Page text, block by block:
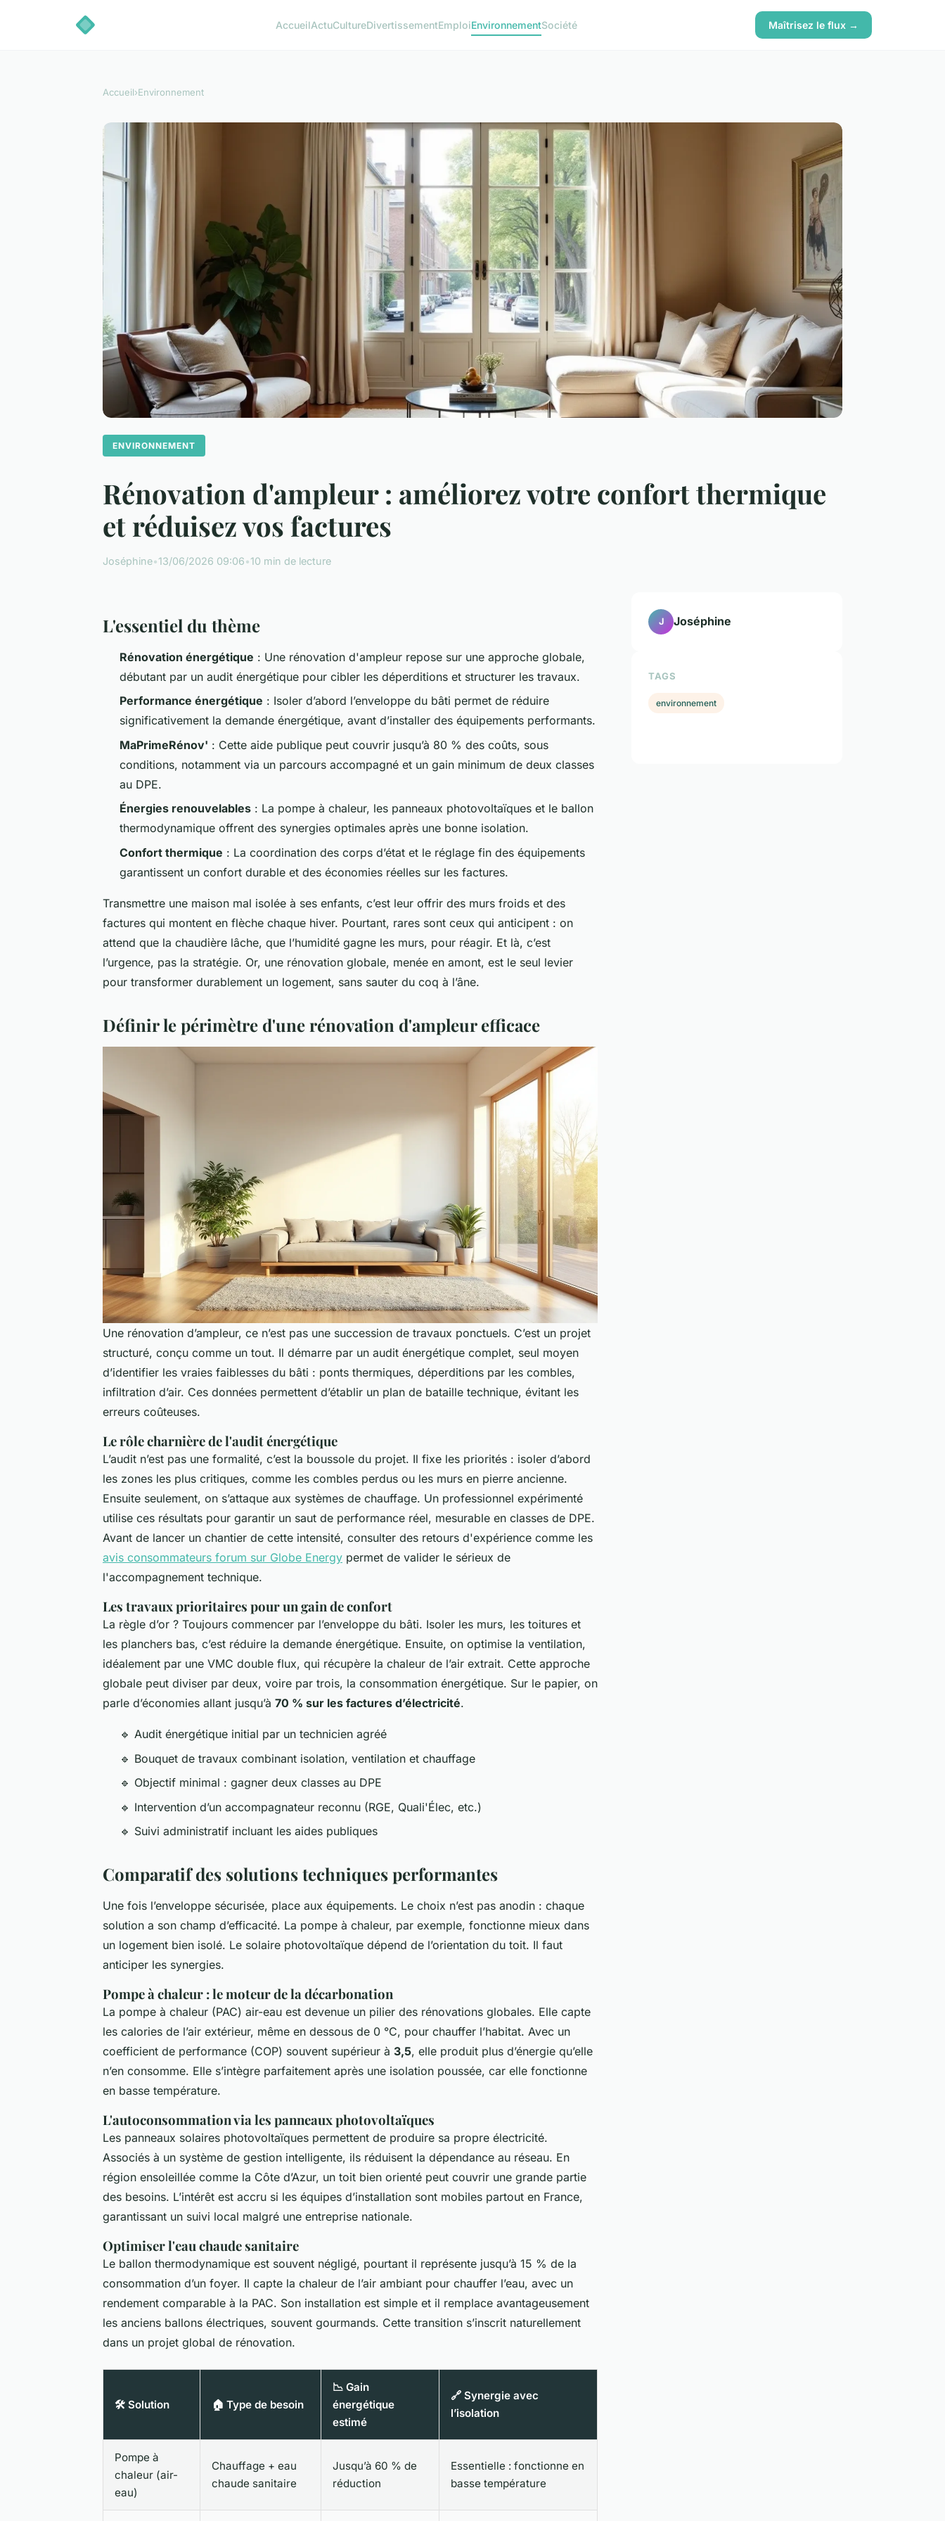
AccueilActuCultureDivertissementEmploiEnvironnementSociété Maîtrisez le flux →
Accueil›Environnement
ENVIRONNEMENT
Rénovation d'ampleur : améliorez votre confort thermique
et réduisez vos factures
Joséphine•13/06/2026 09:06•10 min de lecture
L'essentiel du thème
Rénovation énergétique : Une rénovation d'ampleur repose sur une approche globale,
débutant par un audit énergétique pour cibler les déperditions et structurer les travaux.
Performance énergétique : Isoler d’abord l’enveloppe du bâti permet de réduire
significativement la demande énergétique, avant d’installer des équipements performants.
MaPrimeRénov' : Cette aide publique peut couvrir jusqu’à 80 % des coûts, sous
conditions, notamment via un parcours accompagné et un gain minimum de deux classes
au DPE.
Énergies renouvelables : La pompe à chaleur, les panneaux photovoltaïques et le ballon
thermodynamique offrent des synergies optimales après une bonne isolation.
Confort thermique : La coordination des corps d’état et le réglage fin des équipements
garantissent un confort durable et des économies réelles sur les factures.
Transmettre une maison mal isolée à ses enfants, c’est leur offrir des murs froids et des
factures qui montent en flèche chaque hiver. Pourtant, rares sont ceux qui anticipent : on
attend que la chaudière lâche, que l’humidité gagne les murs, pour réagir. Et là, c’est
l’urgence, pas la stratégie. Or, une rénovation globale, menée en amont, est le seul levier
pour transformer durablement un logement, sans sauter du coq à l’âne.
Définir le périmètre d'une rénovation d'ampleur efficace
Une rénovation d’ampleur, ce n’est pas une succession de travaux ponctuels. C’est un projet
structuré, conçu comme un tout. Il démarre par un audit énergétique complet, seul moyen
d’identifier les vraies faiblesses du bâti : ponts thermiques, déperditions par les combles,
infiltration d’air. Ces données permettent d’établir un plan de bataille technique, évitant les
erreurs coûteuses.
Le rôle charnière de l'audit énergétique
L’audit n’est pas une formalité, c’est la boussole du projet. Il fixe les priorités : isoler d’abord
les zones les plus critiques, comme les combles perdus ou les murs en pierre ancienne.
Ensuite seulement, on s’attaque aux systèmes de chauffage. Un professionnel expérimenté
utilise ces résultats pour garantir un saut de performance réel, mesurable en classes de DPE.
Avant de lancer un chantier de cette intensité, consulter des retours d'expérience comme les
avis consommateurs forum sur Globe Energy permet de valider le sérieux de
l'accompagnement technique.
Les travaux prioritaires pour un gain de confort
La règle d’or ? Toujours commencer par l’enveloppe du bâti. Isoler les murs, les toitures et
les planchers bas, c’est réduire la demande énergétique. Ensuite, on optimise la ventilation,
idéalement par une VMC double flux, qui récupère la chaleur de l’air extrait. Cette approche
globale peut diviser par deux, voire par trois, la consommation énergétique. Sur le papier, on
parle d’économies allant jusqu’à 70 % sur les factures d’électricité.
🔹 Audit énergétique initial par un technicien agréé
🔹 Bouquet de travaux combinant isolation, ventilation et chauffage
🔹 Objectif minimal : gagner deux classes au DPE
🔹 Intervention d’un accompagnateur reconnu (RGE, Quali'Élec, etc.)
🔹 Suivi administratif incluant les aides publiques
Comparatif des solutions techniques performantes
Une fois l’enveloppe sécurisée, place aux équipements. Le choix n’est pas anodin : chaque
solution a son champ d’efficacité. La pompe à chaleur, par exemple, fonctionne mieux dans
un logement bien isolé. Le solaire photovoltaïque dépend de l’orientation du toit. Il faut
anticiper les synergies.
Pompe à chaleur : le moteur de la décarbonation
La pompe à chaleur (PAC) air-eau est devenue un pilier des rénovations globales. Elle capte
les calories de l’air extérieur, même en dessous de 0 °C, pour chauffer l’habitat. Avec un
coefficient de performance (COP) souvent supérieur à 3,5, elle produit plus d’énergie qu’elle
n’en consomme. Elle s’intègre parfaitement après une isolation poussée, car elle fonctionne
en basse température.
L'autoconsommation via les panneaux photovoltaïques
Les panneaux solaires photovoltaïques permettent de produire sa propre électricité.
Associés à un système de gestion intelligente, ils réduisent la dépendance au réseau. En
région ensoleillée comme la Côte d’Azur, un toit bien orienté peut couvrir une grande partie
des besoins. L’intérêt est accru si les équipes d’installation sont mobiles partout en France,
garantissant un suivi local malgré une entreprise nationale.
Optimiser l'eau chaude sanitaire
Le ballon thermodynamique est souvent négligé, pourtant il représente jusqu’à 15 % de la
consommation d’un foyer. Il capte la chaleur de l’air ambiant pour chauffer l’eau, avec un
rendement comparable à la PAC. Son installation est simple et il remplace avantageusement
les anciens ballons électriques, souvent gourmands. Cette transition s’inscrit naturellement
dans un projet global de rénovation.
🛠️ Solution 🏠 Type de besoin
📉 Gain
énergétique
estimé
🔗 Synergie avec
l’isolation
Pompe à
chaleur (air-
eau)
Chauffage + eau
chaude sanitaire
Jusqu’à 60 % de
réduction
Essentielle : fonctionne en
basse température
J Joséphine
TAGS
environnement